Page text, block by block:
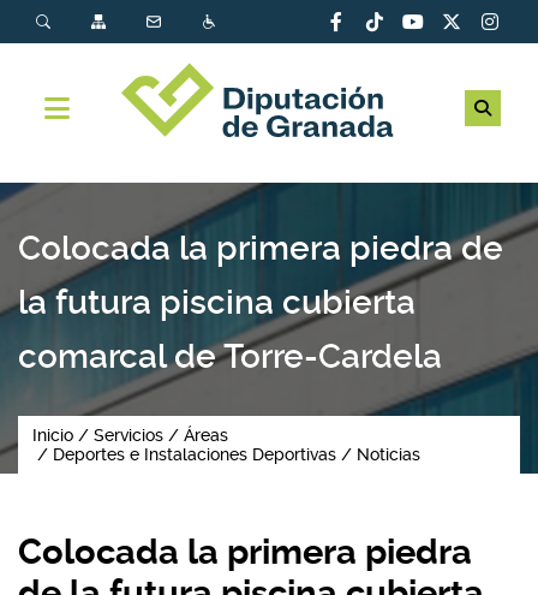
Colocada la primera piedra de
la futura piscina cubierta
comarcal de Torre-Cardela
Inicio Servicios
Áreas
Deportes e Instalaciones Deportivas
Noticias
Colocada la primera piedra